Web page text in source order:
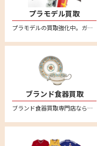
プラモデル買取
プラモデルの買取強化中。ガンダムや自動車、バイク、飛行機、船、お城など不要になったプラモデルはリムーブへお売りください。
ブランド食器買取
ブランド食器買取専門店ならリムーブ。ウェッジウッド、マイセン、ロイヤルコペンハーゲン、ヘレンド、リチャードジノリ、バカラなど高価買取。不要になった食器を宅配キットに詰めて送るだけの簡単宅配買取。全国対応・送料無料